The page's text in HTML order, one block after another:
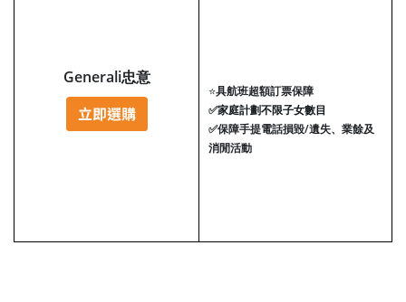
Generali忠意
⭐具航班超額訂票保障
✅家庭計劃不限子女數目
✅保障手提電話損毀/遺失、業餘及
消閒活動